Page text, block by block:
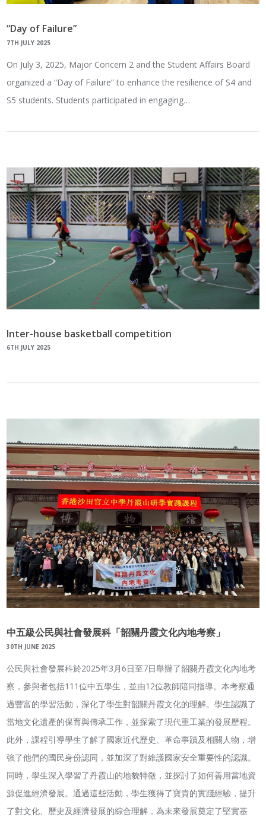
“Day of Failure”
7TH JULY 2025
On July 3, 2025, Major Concern 2 and the Student Affairs Board
organized a “Day of Failure” to enhance the resilience of S4 and
S5 students. Students participated in engaging…
Inter-house basketball competition
6TH JULY 2025
中五級公民與社會發展科「韶關丹霞文化內地考察」
30TH JUNE 2025
公民與社會發展科於2025年3月6日至7日舉辦了韶關丹霞文化內地考
察，參與者包括111位中五學生，並由12位教師陪同指導。本考察通
過豐富的學習活動，深化了學生對韶關丹霞文化的理解。學生認識了
當地文化遺產的保育與傳承工作，並探索了現代重工業的發展歷程。
此外，課程引導學生了解了國家近代歷史、革命事蹟及相關人物，增
強了他們的國民身份認同，並加深了對維護國家安全重要性的認識。
同時，學生深入學習了丹霞山的地貌特徵，並探討了如何善用當地資
源促進經濟發展。通過這些活動，學生獲得了寶貴的實踐經驗，提升
了對文化、歷史及經濟發展的綜合理解，為未來發展奠定了堅實基